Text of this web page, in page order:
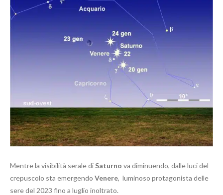
Mentre la visibilità serale di Saturno va diminuendo, dalle luci del
crepuscolo sta emergendo Venere, luminoso protagonista delle
sere del 2023 fino a luglio inoltrato.